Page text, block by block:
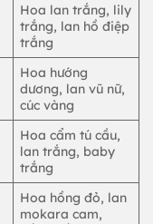
Hoa lan trắng, lily
trắng, lan hồ điệp
trắng
Hoa hướng
dương, lan vũ nữ,
cúc vàng
Hoa cẩm tú cầu,
lan trắng, baby
trắng
Hoa hồng đỏ, lan
mokara cam,